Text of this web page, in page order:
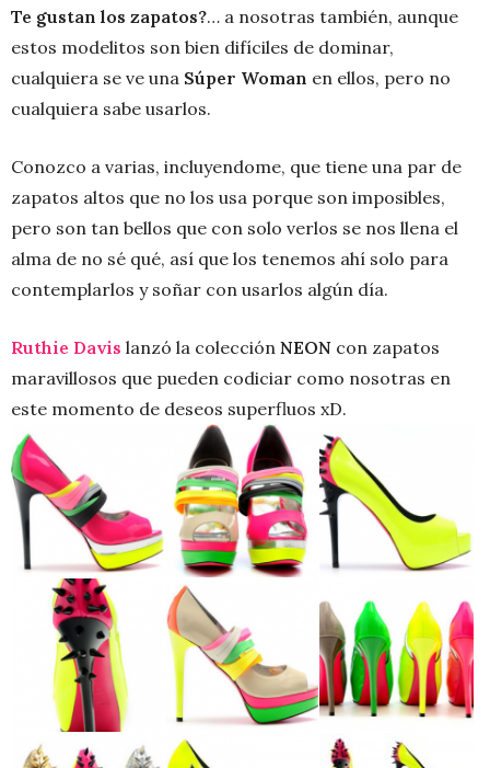
Te gustan los zapatos?… a nosotras también, aunque
estos modelitos son bien difíciles de dominar,
cualquiera se ve una Súper Woman en ellos, pero no
cualquiera sabe usarlos.
Conozco a varias, incluyendome, que tiene una par de
zapatos altos que no los usa porque son imposibles,
pero son tan bellos que con solo verlos se nos llena el
alma de no sé qué, así que los tenemos ahí solo para
contemplarlos y soñar con usarlos algún día.
Ruthie Davis lanzó la colección NEON con zapatos
maravillosos que pueden codiciar como nosotras en
este momento de deseos superfluos xD.